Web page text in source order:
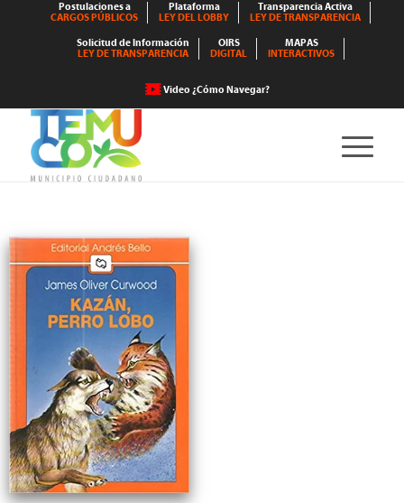
Postulaciones a
CARGOS PÚBLICOS
Plataforma
LEY DEL LOBBY
Transparencia Activa
LEY DE TRANSPARENCIA
Solicitud de Información
LEY DE TRANSPARENCIA
OIRS
DIGITAL
MAPAS
INTERACTIVOS
Video ¿Cómo Navegar?